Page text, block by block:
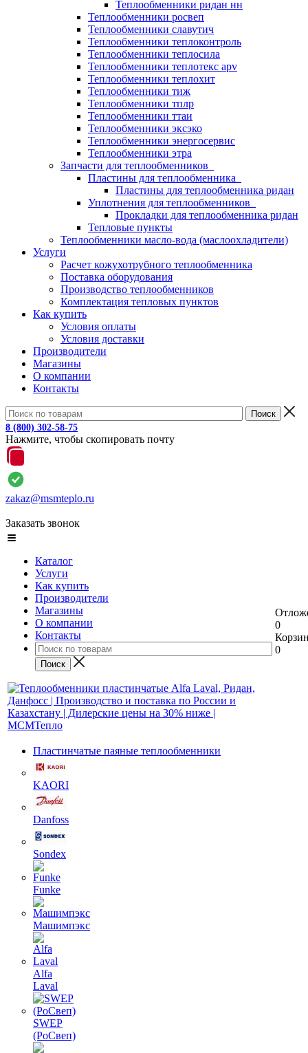
Теплообменники ридан нн
Теплообменники росвеп
Теплообменники славутич
Теплообменники теплоконтроль
Теплообменники теплосила
Теплообменники теплотекс apv
Теплообменники теплохит
Теплообменники тиж
Теплообменники тплр
Теплообменники ттаи
Теплообменники эксэко
Теплообменники энергосервис
Теплообменники этра
Запчасти для теплообменников
Пластины для теплообменника
Пластины для теплообменника ридан
Уплотнения для теплообменников
Прокладки для теплообменника ридан
Тепловые пункты
Теплообменники масло-вода (маслоохладители)
Услуги
Расчет кожухотрубного теплообменника
Поставка оборудования
Производство теплообменников
Комплектация тепловых пунктов
Как купить
Условия оплаты
Условия доставки
Производители
Магазины
О компании
Контакты
8 (800) 302-58-75
Нажмите, чтобы скопировать почту
zakaz@msmteplo.ru
Заказать звонок
Каталог
Услуги
Как купить
Производители
Магазины
О компании
Контакты
0
0
Пластинчатые паяные теплообменники
KAORI
Danfoss
Sondex
Funke
Машимпэкс
Alfa
Laval
SWEP
(РоСвеп)